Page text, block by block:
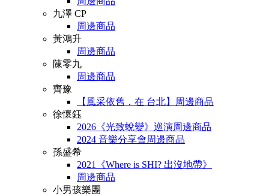
九澤 CP
周邊商品
黃鴻升
周邊商品
陳零九
周邊商品
齊豫
【風采依舊．在 台北】周邊商品
徐懷鈺
2026《光致蛻變》巡演周邊商品
2024 音樂分享會周邊商品
孫盛希
2021《Where is SHI? 出沒地帶》
周邊商品
小男孩樂團